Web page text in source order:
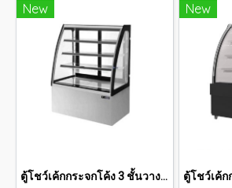
New
ตู้โชว์เค้กกระจกโค้ง 3 ชั้นวาง กว้าง 70 ซม. สีสแตนเลส "SANDEN" 11.4 คิว [SKC-0703G]
New